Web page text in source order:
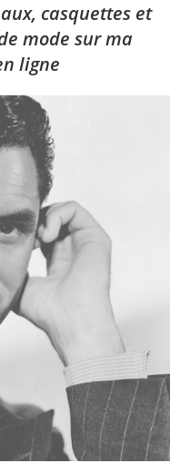
casquettes et
mode sur ma
ligne